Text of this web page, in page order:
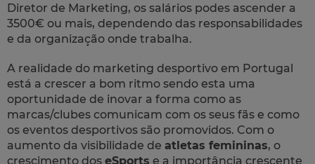
Diretor de Marketing, os salários podes ascender a
3500€ ou mais, dependendo das responsabilidades
e da organização onde trabalha.
A realidade do marketing desportivo em Portugal
está a crescer a bom ritmo sendo esta uma
oportunidade de inovar a forma como as
marcas/clubes comunicam com os seus fãs e como
os eventos desportivos são promovidos. Com o
aumento da visibilidade de atletas femininas, o
crescimento dos eSports e a importância crescente